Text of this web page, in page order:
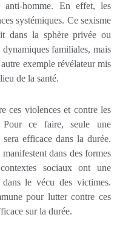
anti-homme. En effet, les
systémiques. Ce sexisme
dans la sphère privée ou
familiales, mais
exemple révélateur mis
de la santé.
ces violences et contre les
Pour ce faire, seule une
efficace dans la durée.
dans des formes
sociaux ont une
le vécu des victimes.
pour lutter contre ces
sur la durée.